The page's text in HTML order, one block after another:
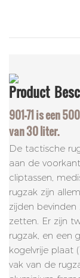
Product
901-71 is een
van 30 liter.
De tactische
aan de
cliptassen,
rugzak zijn
zijden
zetten. Er zijn
rugzak, en een
kogelvrije plaat
vak van de